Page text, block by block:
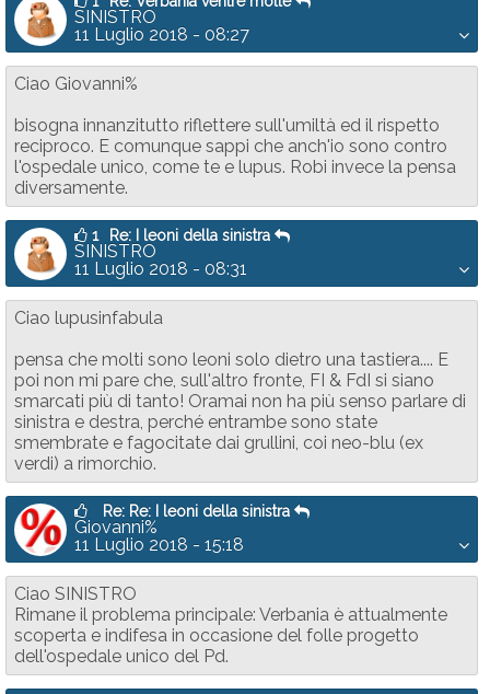
SINISTRO
11 Luglio 2018 - 08:27
Ciao Giovanni%
bisogna innanzitutto riflettere sull'umiltà ed il rispetto
reciproco. E comunque sappi che anch'io sono contro
l'ospedale unico, come te e lupus. Robi invece la pensa
diversamente.
1 Re: I leoni della sinistra
SINISTRO
11 Luglio 2018 - 08:31
Ciao lupusinfabula
pensa che molti sono leoni solo dietro una tastiera.... E
poi non mi pare che, sull'altro fronte, FI & FdI si siano
smarcati più di tanto! Oramai non ha più senso parlare di
sinistra e destra, perché entrambe sono state
smembrate e fagocitate dai grullini, coi neo-blu (ex
verdi) a rimorchio.
Re: Re: I leoni della sinistra
Giovanni%
11 Luglio 2018 - 15:18
Ciao SINISTRO
Rimane il problema principale: Verbania è attualmente
scoperta e indifesa in occasione del folle progetto
dell'ospedale unico del Pd.